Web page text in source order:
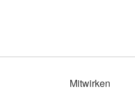
Mitwirken